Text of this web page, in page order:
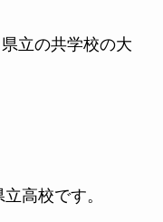
立の共学校の大
高校です。